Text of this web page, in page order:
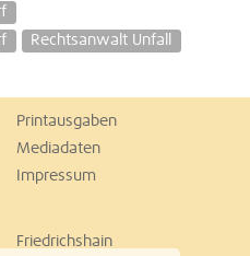
Rechtsanwalt Unfall
Printausgaben
Mediadaten
Impressum
Friedrichshain